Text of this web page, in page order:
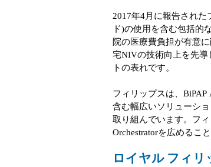
2017年4月に報告された
ド)の使用を含む包括的
院の医療費負担が有意
宅NIVの技術向上を先導
トの表れです。
フィリップスは、
含む幅広いソリューシ
取り組んでいます。フ
Orchestratorを広めるこ
ロイヤル フィリ